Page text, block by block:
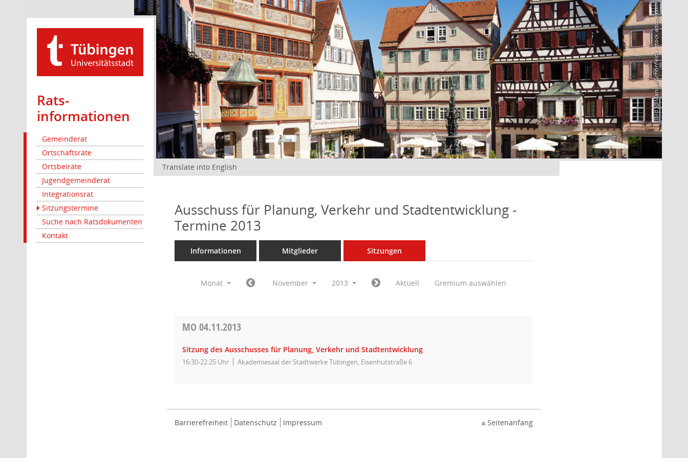
Rats­
informationen
Gemeinderat
Ortschaftsräte
Ortsbeiräte
Jugendgemeinderat
Integrationsrat
Sitzungstermine
Suche nach Ratsdokumenten
Kontakt
Bild: @Manuel Schönfeld – stock.adobe.com
Translate into English
Ausschuss für Planung, Verkehr und Stadtentwicklung -
Termine 2013
Informationen Mitglieder Sitzungen
Monat November 2013 Aktuell Gremium auswählen
MO04.11.2013
Sitzung des Ausschusses für Planung, Verkehr und Stadtentwicklung
16:30-22:25 Uhr Akademiesaal der Stadtwerke Tübingen, Eisenhutstraße 6
Barrierefreiheit Datenschutz Impressum Seitenanfang